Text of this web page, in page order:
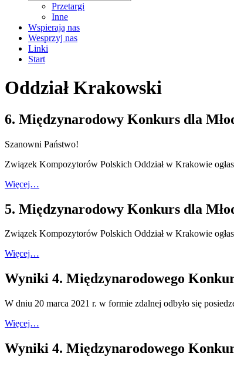
Przetargi
Inne
Wspierają nas
Wesprzyj nas
Linki
Start
Oddział Krakowski
6. Międzynarodowy Konkurs dla
Szanowni Państwo!
Związek Kompozytorów Polskich Oddział w Krakowie
Więcej…
5. Międzynarodowy Konkurs dla
Związek Kompozytorów Polskich Oddział w Krakowie
Więcej…
Wyniki 4. Międzynarodowego
W dniu 20 marca 2021 r. w formie zdalnej odbyło się
Więcej…
Wyniki 4. Międzynarodowego